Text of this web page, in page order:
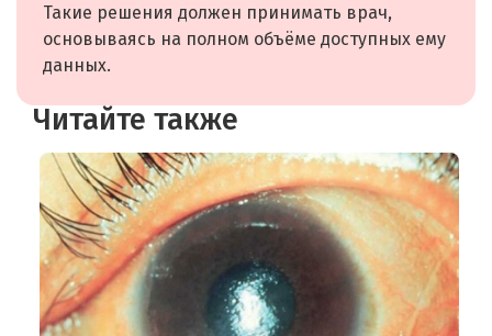
Такие решения должен принимать врач,
основываясь на полном объёме доступных ему
данных.
Читайте также